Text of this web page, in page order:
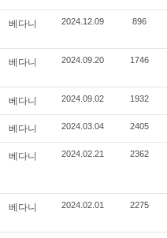
베다니 2024.12.09 896
베다니 2024.09.20 1746
베다니 2024.09.02 1932
베다니 2024.03.04 2405
베다니 2024.02.21 2362
베다니 2024.02.01 2275